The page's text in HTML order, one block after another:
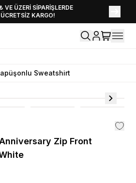
VE ÜZERİ SİPARİŞLERDE
ÜCRETSİZ KARGO!
KOLEKSİYONU EKLENDİ,
HEMEN KEŞFET!
Sweatshirt
Zip Front